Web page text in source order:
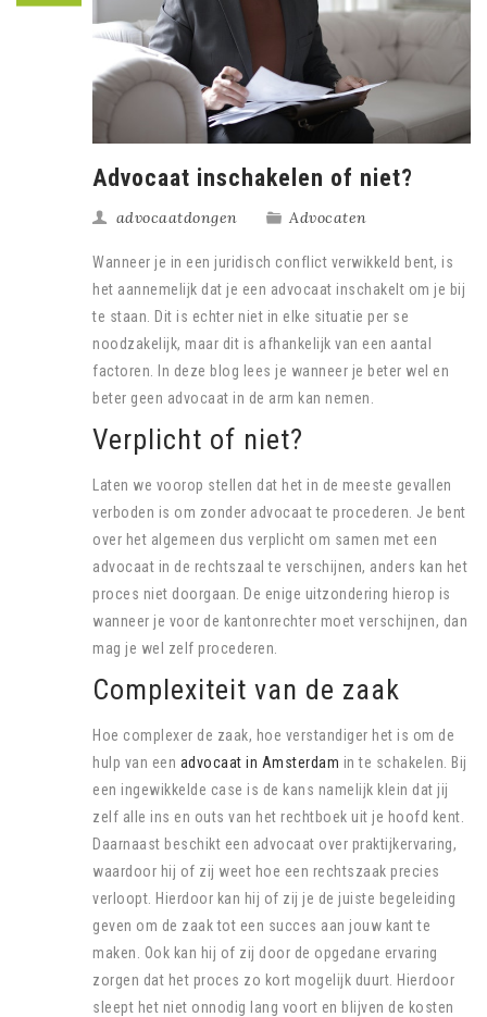
Advocaat inschakelen of niet?
advocaatdongen Advocaten
Wanneer je in een juridisch conflict verwikkeld bent, is
het aannemelijk dat je een advocaat inschakelt om je bij
te staan. Dit is echter niet in elke situatie per se
noodzakelijk, maar dit is afhankelijk van een aantal
factoren. In deze blog lees je wanneer je beter wel en
beter geen advocaat in de arm kan nemen.
Verplicht of niet?
Laten we voorop stellen dat het in de meeste gevallen
verboden is om zonder advocaat te procederen. Je bent
over het algemeen dus verplicht om samen met een
advocaat in de rechtszaal te verschijnen, anders kan het
proces niet doorgaan. De enige uitzondering hierop is
wanneer je voor de kantonrechter moet verschijnen, dan
mag je wel zelf procederen.
Complexiteit van de zaak
Hoe complexer de zaak, hoe verstandiger het is om de
hulp van een advocaat in Amsterdam in te schakelen. Bij
een ingewikkelde case is de kans namelijk klein dat jij
zelf alle ins en outs van het rechtboek uit je hoofd kent.
Daarnaast beschikt een advocaat over praktijkervaring,
waardoor hij of zij weet hoe een rechtszaak precies
verloopt. Hierdoor kan hij of zij je de juiste begeleiding
geven om de zaak tot een succes aan jouw kant te
maken. Ook kan hij of zij door de opgedane ervaring
zorgen dat het proces zo kort mogelijk duurt. Hierdoor
sleept het niet onnodig lang voort en blijven de kosten